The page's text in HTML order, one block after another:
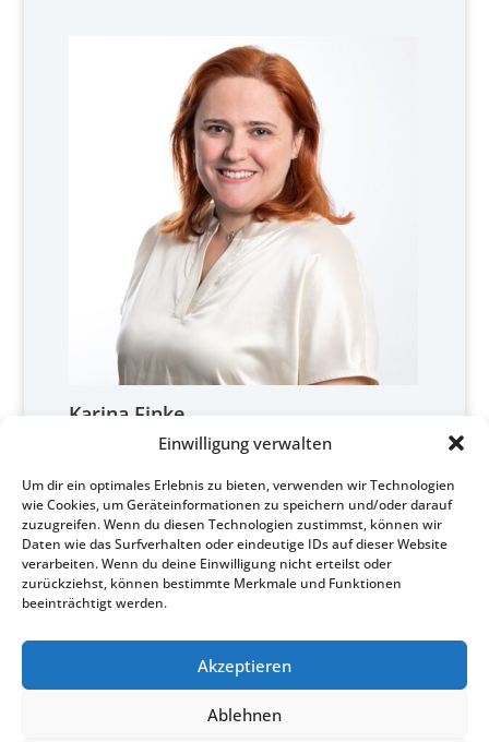
Einwilligung verwalten
Um dir ein optimales Erlebnis zu bieten, verwenden wir Technologien
wie Cookies, um Geräteinformationen zu speichern und/oder darauf
zuzugreifen. Wenn du diesen Technologien zustimmst, können wir
Daten wie das Surfverhalten oder eindeutige IDs auf dieser Website
verarbeiten. Wenn du deine Einwilligung nicht erteilst oder
zurückziehst, können bestimmte Merkmale und Funktionen
beeinträchtigt werden.
Akzeptieren
Ablehnen
Karina Finke
+49/172/8245600
finke@cofid.de
0049 (0) 2154 / 8 87 28-0